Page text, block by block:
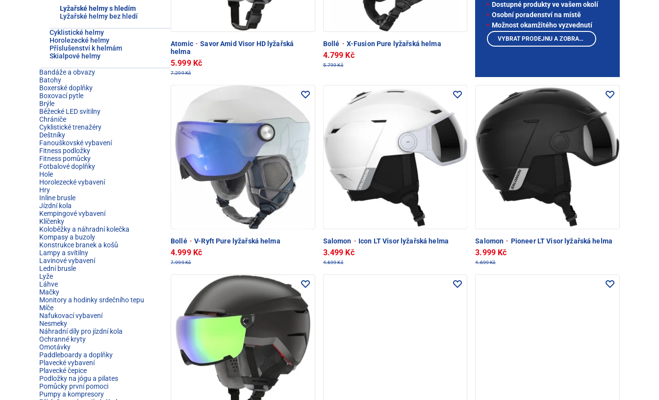
Lyžařské helmy s hledím
Lyžařské helmy bez hledí
Cyklistické helmy
Horolezecké helmy
Příslušenství k helmám
Skialpové helmy
Bandáže a obvazy
Batohy
Boxerské doplňky
Boxovací pytle
Brýle
Běžecké LED svítilny
Chrániče
Cyklistické trenažéry
Deštníky
Fanouškovské vybavení
Fitness podložky
Fitness pomůcky
Fotbalové doplňky
Hole
Horolezecké vybavení
Hry
Inline brusle
Jízdní kola
Kempingové vybavení
Klíčenky
Koloběžky a náhradní kolečka
Kompasy a buzoly
Konstrukce branek a košů
Lampy a svítilny
Lavinové vybavení
Lední brusle
Lyže
Láhve
Mačky
Monitory a hodinky srdečního tepu
Míče
Nafukovací vybavení
Nesmeky
Náhradní díly pro jízdní kola
Ochranné kryty
Omotávky
Paddleboardy a doplňky
Plavecké vybavení
Plavecké čepice
Podložky na jógu a pilates
Pomůcky první pomoci
Pumpy a kompresory
Atomic · Savor Amid Visor HD lyžařská
helma
5.999 Kč
7.299 Kč
Bollé · X-Fusion Pure lyžařská helma
4.799 Kč
5.799 Kč
Bollé · V-Ryft Pure lyžařská helma
4.999 Kč
7.999 Kč
Salomon · Icon LT Visor lyžařská helma
3.499 Kč
4.699 Kč
Salomon · Pioneer LT Visor lyžařská helma
3.999 Kč
4.699 Kč
Dostupné produkty ve vašem okolí
Osobní poradenství na místě
Možnost okamžitého vyzvednutí
VYBRAT PRODEJNU A ZOBRAZIT PRODUKTY